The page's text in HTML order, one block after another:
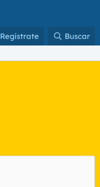
Regístrate Buscar